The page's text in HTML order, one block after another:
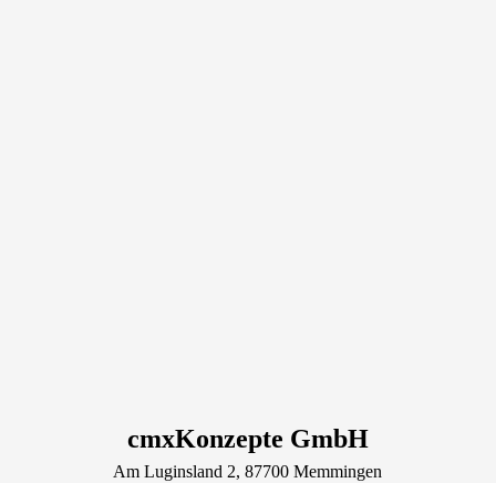
cmxKonzepte GmbH
Am Luginsland 2, 87700Memmingen